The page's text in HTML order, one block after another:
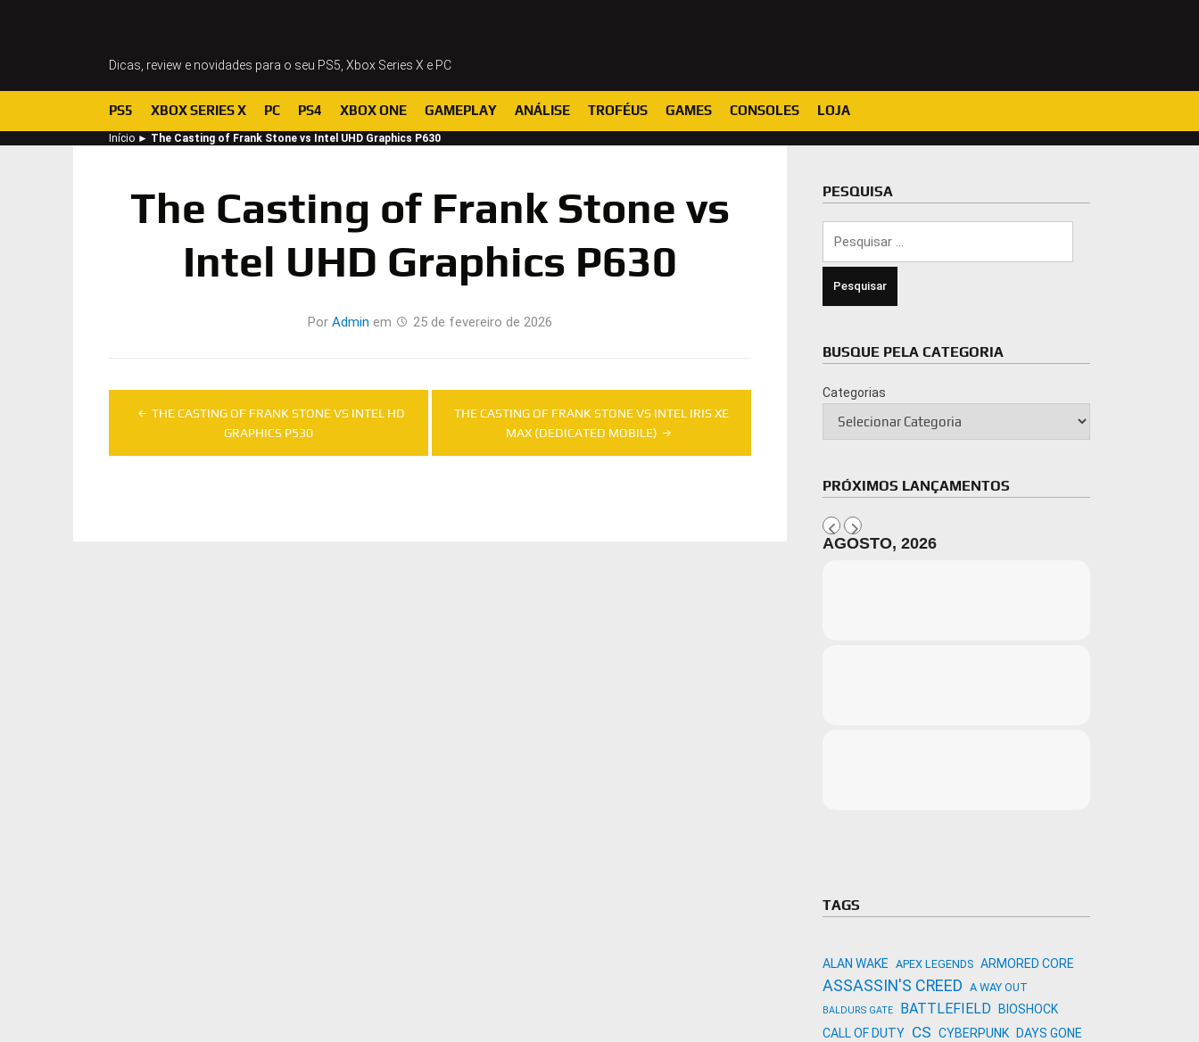
Dicas, review e novidades para o seu PS5, Xbox Series X e PC
PS5 XBOX SERIES X PC PS4 XBOX ONE GAMEPLAY ANÁLISE TROFÉUS GAMES CONSOLES LOJA
Início ► The Casting of Frank Stone vs Intel UHD Graphics P630
The Casting of Frank Stone vs
Intel UHD Graphics P630
Por Admin em 25 de fevereiro de 2026
Navegação
THE CASTING OF FRANK STONE VS INTEL HD
GRAPHICS P530
THE CASTING OF FRANK STONE VS INTEL IRIS XE
MAX (DEDICATED MOBILE)
PESQUISA
BUSQUE PELA CATEGORIA
Categorias
PRÓXIMOS LANÇAMENTOS
AGOSTO, 2026
TAGS
ALAN WAKE APEX LEGENDS ARMORED CORE
ASSASSIN'S CREED A WAY OUT
BALDURS GATE BATTLEFIELD
BIOSHOCK
CALL OF DUTY CS CYBERPUNK DAYS GONE